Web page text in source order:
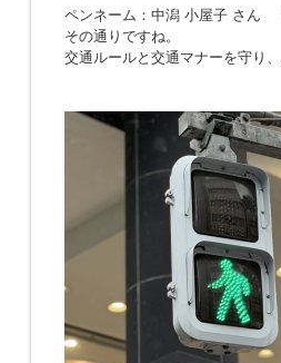
ペンネーム：中潟 小屋子 さん
その通りですね。
交通ルールと交通マナーを守り